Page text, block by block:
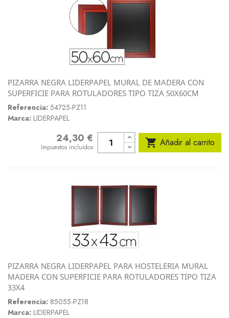
PIZARRA NEGRA LIDERPAPEL MURAL DE MADERA CON
SUPERFICIE PARA ROTULADORES TIPO TIZA 50X60CM
Referencia: 54725-PZ11
Marca: LIDERPAPEL
Precio24,30 €
Impuestos incluidos  Añadir al carrito
PIZARRA NEGRA LIDERPAPEL PARA HOSTELERIA MURAL
MADERA CON SUPERFICIE PARA ROTULADORES TIPO TIZA
33X4
Referencia: 85055-PZ18
Marca: LIDERPAPEL